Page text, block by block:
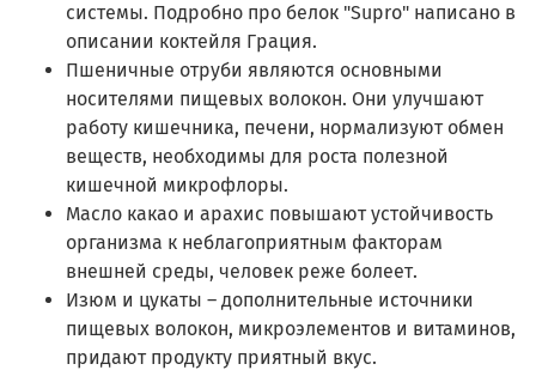
системы. Подробно про белок "Supro" написано в
описании коктейля Грация.
Пшеничные отруби являются основными
носителями пищевых волокон. Они улучшают
работу кишечника, печени, нормализуют обмен
веществ, необходимы для роста полезной
кишечной микрофлоры.
Масло какао и арахис повышают устойчивость
организма к неблагоприятным факторам
внешней среды, человек реже болеет.
Изюм и цукаты – дополнительные источники
пищевых волокон, микроэлементов и витаминов,
придают продукту приятный вкус.